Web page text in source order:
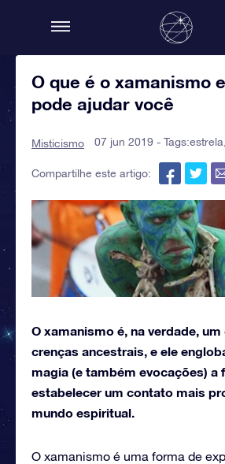
O que é o xamanismo
pode ajudar você
Misticismo 07 jun 2019 - Tags:estrela
Compartilhe este artigo:
O xamanismo é, na verdade,
crenças ancestrais, e ele
magia (e também evocações) a
estabelecer um contato mais
mundo espiritual.
O xamanismo é uma forma de